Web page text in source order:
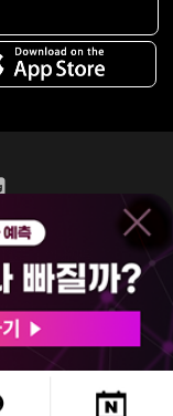
용약관
층(서초동, 제일빌딩)